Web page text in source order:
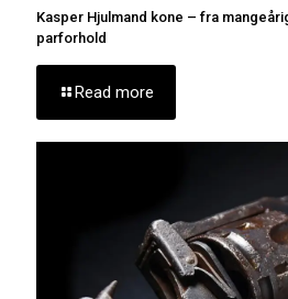
Kasper Hjulmand kone – fra
parforhold
Read more